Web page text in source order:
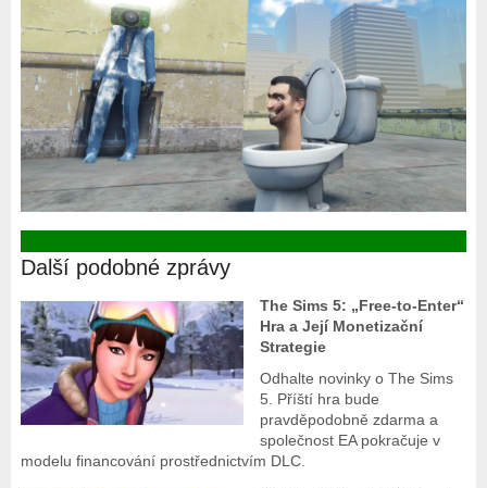
Další podobné zprávy
The Sims 5: „Free-to-Enter“
Hra a Její Monetizační
Strategie
Odhalte novinky o The Sims
5. Příští hra bude
pravděpodobně zdarma a
společnost EA pokračuje v
modelu financování prostřednictvím DLC.